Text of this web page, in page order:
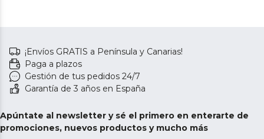
¡Envíos GRATIS a Península y Canarias!
Paga a plazos
Gestión de tus pedidos 24/7
Garantía de 3 años en España
Apúntate al newsletter y sé el primero en enterarte de
promociones, nuevos productos y mucho más